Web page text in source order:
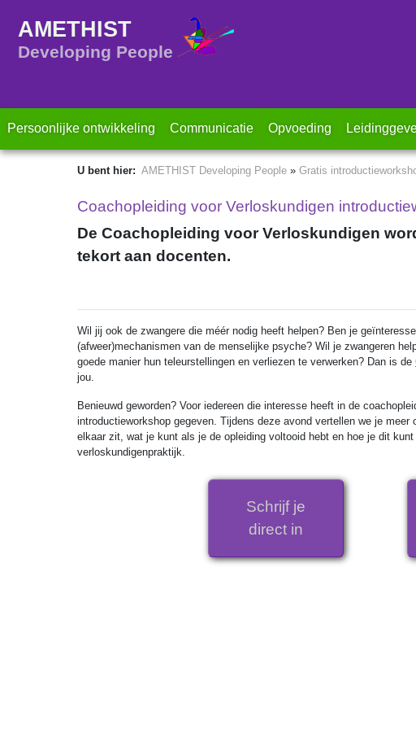
AMETHIST
Developing People
Persoonlijke ontwikkeling Communicatie Opvoeding
U bent hier: AMETHIST Developing People » Gratis
Coachopleiding voor Verloskundigen
De Coachopleiding voor Verloskundigen
tekort aan docenten.
Wil jij ook de zwangere die méér nodig heeft helpen? Ben je
(afweer)mechanismen van de menselijke psyche? Wil je zwangeren
goede manier hun teleurstellingen en verliezen te verwerken? Dan is de
jou.
Benieuwd geworden? Voor iedereen die interesse heeft in de
introductieworkshop gegeven. Tijdens deze avond vertellen we je
elkaar zit, wat je kunt als je de opleiding voltooid hebt en hoe je dit
verloskundigenpraktijk.
Schrijf je
direct in